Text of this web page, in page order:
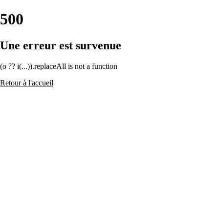
500
Une erreur est survenue
(o ?? i(...)).replaceAll is not a function
Retour à l'accueil